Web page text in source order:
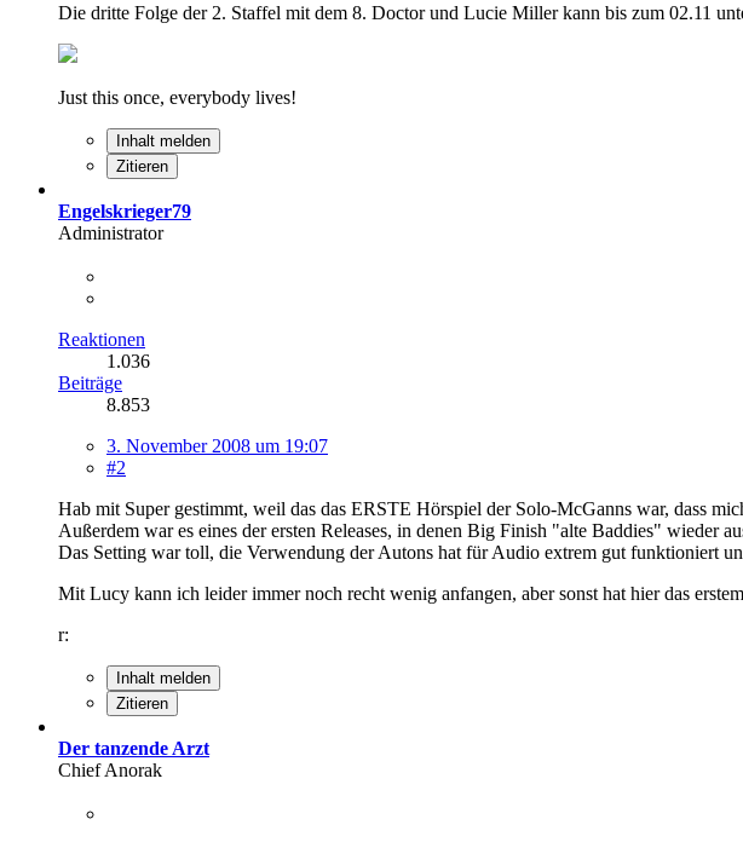
Die dritte Folge der 2. Staffel mit dem 8. Doctor und Lucie Miller kann bis zum 02.11
Just this once, everybody lives!
Inhalt melden
Zitieren
Engelskrieger79
Administrator
Reaktionen
1.036
Beiträge
8.853
3. November 2008 um 19:07
#2
Hab mit Super gestimmt, weil das das ERSTE Hörspiel der Solo-McGanns war, dass
Außerdem war es eines der ersten Releases, in denen Big Finish "alte Baddies" wieder
Das Setting war toll, die Verwendung der Autons hat für Audio extrem gut funktioniert
Mit Lucy kann ich leider immer noch recht wenig anfangen, aber sonst hat hier das
r:
Inhalt melden
Zitieren
Der tanzende Arzt
Chief Anorak